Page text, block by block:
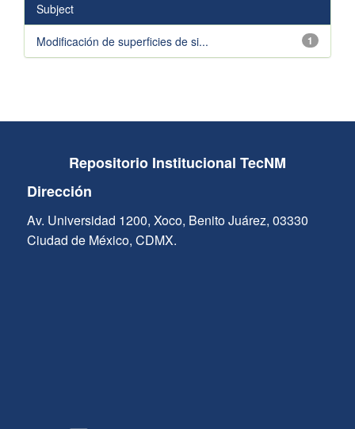
Subject
1
Modificación de superficies de si...
Repositorio Institucional TecNM
Dirección
Av. Universidad 1200, Xoco, Benito Juárez, 03330
Ciudad de México, CDMX.